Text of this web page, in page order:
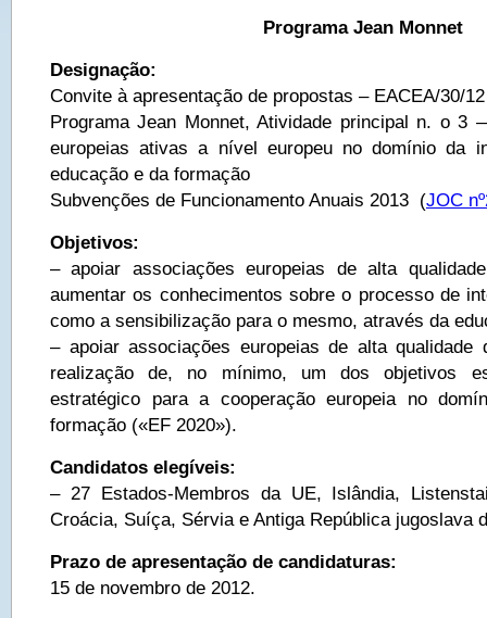
Programa Jean Monnet
Designação:
Convite à apresentação de propostas – EACEA/30/12
Programa Jean Monnet, Atividade principal n. o 3
europeias ativas a nível europeu no domínio da
educação e da formação
Subvenções de Funcionamento Anuais 2013 (JOC
Objetivos:
– apoiar associações europeias de alta
aumentar os conhecimentos sobre o processo de
como a sensibilização para o mesmo, através da
– apoiar associações europeias de alta qualidade
realização de, no mínimo, um dos objetivos
estratégico para a cooperação europeia no
formação («EF 2020»).
Candidatos elegíveis:
– 27 Estados-Membros da UE, Islândia,
Croácia, Suíça, Sérvia e Antiga República jugoslava
Prazo de apresentação de candidaturas:
15 de novembro de 2012.